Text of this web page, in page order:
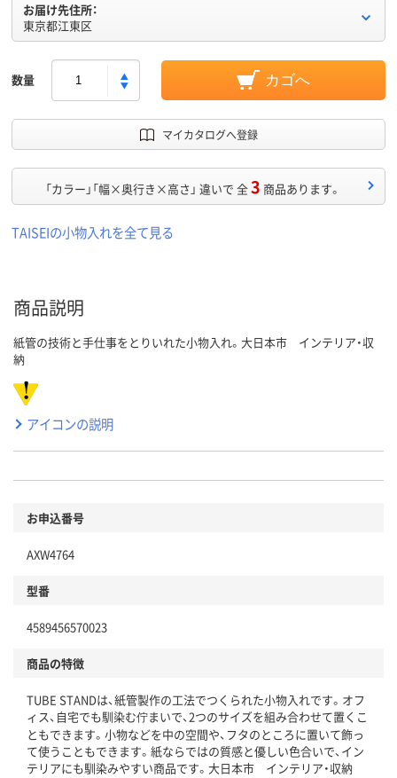
お届け先住所：
東京都江東区
数量 カゴへ
マイカタログへ登録
「カラー」「幅×奥行き×高さ」 違いで 全3 商品あります。
TAISEIの小物入れを全て見る
商品説明
紙管の技術と手仕事をとりいれた小物入れ。大日本市 インテリア・収
納
アイコンの説明
お申込番号
AXW4764
型番
4589456570023
商品の特徴
TUBE STANDは、紙管製作の工法でつくられた小物入れです。オフ
ィス、自宅でも馴染む佇まいで、2つのサイズを組み合わせて置くこ
ともできます。小物などを中の空間や、フタのところに置いて飾っ
て使うこともできます。紙ならではの質感と優しい色合いで、イン
テリアにも馴染みやすい商品です。大日本市 インテリア・収納